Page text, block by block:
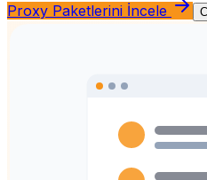
Proxy Paketlerini İncele